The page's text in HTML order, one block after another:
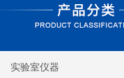
实验室仪器